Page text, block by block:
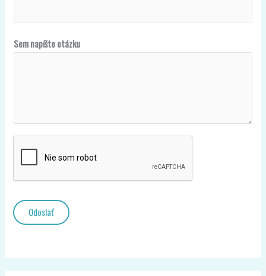
á
z
Sem napíšte otázku
Odoslať